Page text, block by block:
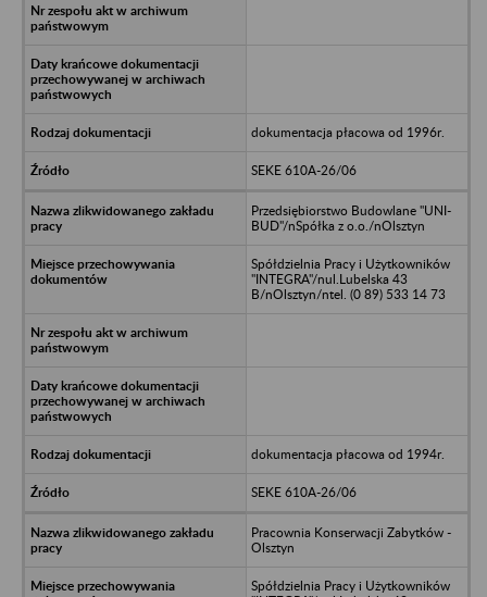
dokumentacja płacowa od 1996r.
SEKE 610A-26/06
Przedsiębiorstwo Budowlane "UNI-
BUD"/nSpółka z o.o./nOlsztyn
Spółdzielnia Pracy i Użytkowników
"INTEGRA"/nul.Lubelska 43
B/nOlsztyn/ntel. (0 89) 533 14 73
dokumentacja płacowa od 1994r.
SEKE 610A-26/06
Pracownia Konserwacji Zabytków -
Olsztyn
Spółdzielnia Pracy i Użytkowników